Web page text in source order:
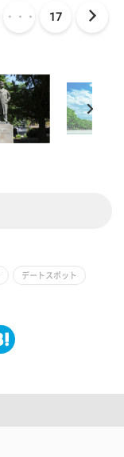
・・・ 17
デートスポット